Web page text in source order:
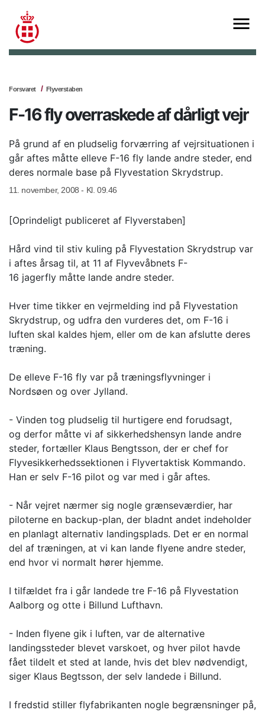
Forsvaret Flyverstaben
F-16 fly overraskede af dårligt vejr
På grund af en pludselig forværring af vejrsituationen i
går aftes måtte elleve F-16 fly lande andre steder, end
deres normale base på Flyvestation Skrydstrup.
11. november, 2008 - Kl. 09.46
[Oprindeligt publiceret af Flyverstaben]
Hård vind til stiv kuling på Flyvestation Skrydstrup var
i aftes årsag til, at 11 af Flyvevåbnets F-
16 jagerfly måtte lande andre steder.
Hver time tikker en vejrmelding ind på Flyvestation
Skrydstrup, og udfra den vurderes det, om F-16 i
luften skal kaldes hjem, eller om de kan afslutte deres
træning.
De elleve F-16 fly var på træningsflyvninger i
Nordsøen og over Jylland.
- Vinden tog pludselig til hurtigere end forudsagt,
og derfor måtte vi af sikkerhedshensyn lande andre
steder, fortæller Klaus Bengtsson, der er chef for
Flyvesikkerhedssektionen i Flyvertaktisk Kommando.
Han er selv F-16 pilot og var med i går aftes.
- Når vejret nærmer sig nogle grænseværdier, har
piloterne en backup-plan, der bladnt andet indeholder
en planlagt alternativ landingsplads. Det er en normal
del af træningen, at vi kan lande flyene andre steder,
end hvor vi normalt hører hjemme.
I tilfældet fra i går landede tre F-16 på Flyvestation
Aalborg og otte i Billund Lufthavn.
- Inden flyene gik i luften, var de alternative
landingssteder blevet varskoet, og hver pilot havde
fået tildelt et sted at lande, hvis det blev nødvendigt,
siger Klaus Begtsson, der selv landede i Billund.
I fredstid stiller flyfabrikanten nogle begrænsninger på,